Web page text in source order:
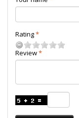
Rating
Review